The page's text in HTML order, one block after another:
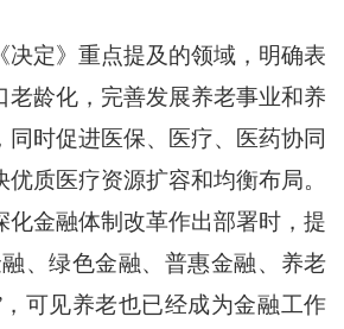
决定》重点提及的领域，明确表
老龄化，完善发展养老事业和养
同时促进医保、医疗、医药协同
质医疗资源扩容和均衡布局。
化金融体制改革作出部署时，提
、绿色金融、普惠金融、养老
可见养老也已经成为金融工作